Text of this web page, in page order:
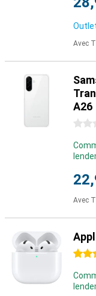
Avec
A26
0
Avec
4.5